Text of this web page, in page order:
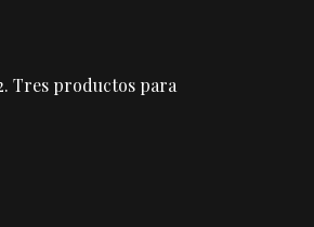
Tres productos para